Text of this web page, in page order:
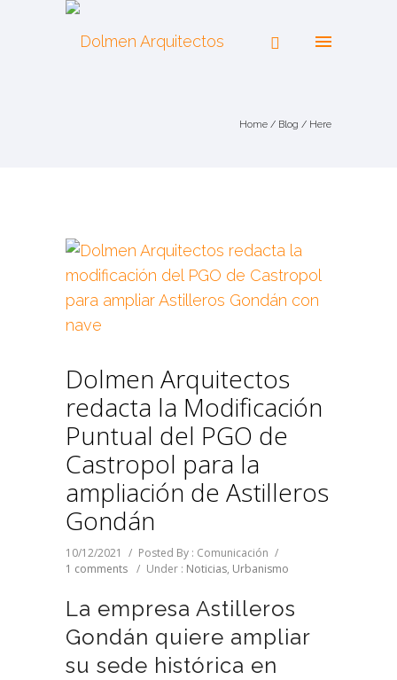
Home / Blog / Here
Dolmen Arquitectos
redacta la Modificación
Puntual del PGO de
Castropol para la
ampliación de Astilleros
Gondán
10/12/2021 / Posted By : Comunicación /
1 comments / Under : Noticias, Urbanismo
La empresa Astilleros
Gondán quiere ampliar
su sede histórica en